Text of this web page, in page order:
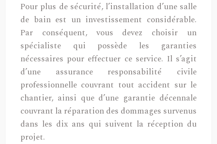
Pour plus de sécurité, l’installation d’une salle
de bain est un investissement considérable.
Par conséquent, vous devez choisir un
spécialiste qui possède les garanties
nécessaires pour effectuer ce service. Il s’agit
d’une assurance responsabilité civile
professionnelle couvrant tout accident sur le
chantier, ainsi que d’une garantie décennale
couvrant la réparation des dommages survenus
dans les dix ans qui suivent la réception du
projet.